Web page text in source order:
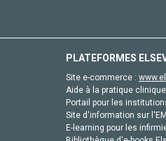
PLATEFORMES
Site e-commerce :
Aide à la pratique
Portail pour les
Site d'information sur
E-learning pour les